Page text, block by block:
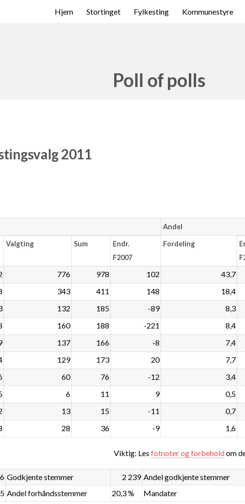
Hjem Stortinget Fylkesting Kommunestyre
Poll of polls
2011
Andel
Valgting Sum
Endr.
F2007
Fordeling
776 978 102 43,7
343 411 148 18,4
132 185 -89 8,3
160 188 -221 8,4
137 166 -8 7,4
129 173 20 7,7
60 76 -12 3,4
6 11 9 0,5
13 15 -11 0,7
28 36 -9 1,6
Viktig: Les fotnoter og forbeholdom
Godkjente stemmer 2 239 Andel godkjente stemmer
Andel forhåndsstemmer 20,3 % Mandater